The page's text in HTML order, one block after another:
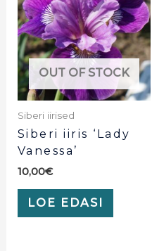
OUT OF STOCK
Siberi iirised
Siberi iiris ‘Lady
Vanessa’
10,00€
LOE EDASI